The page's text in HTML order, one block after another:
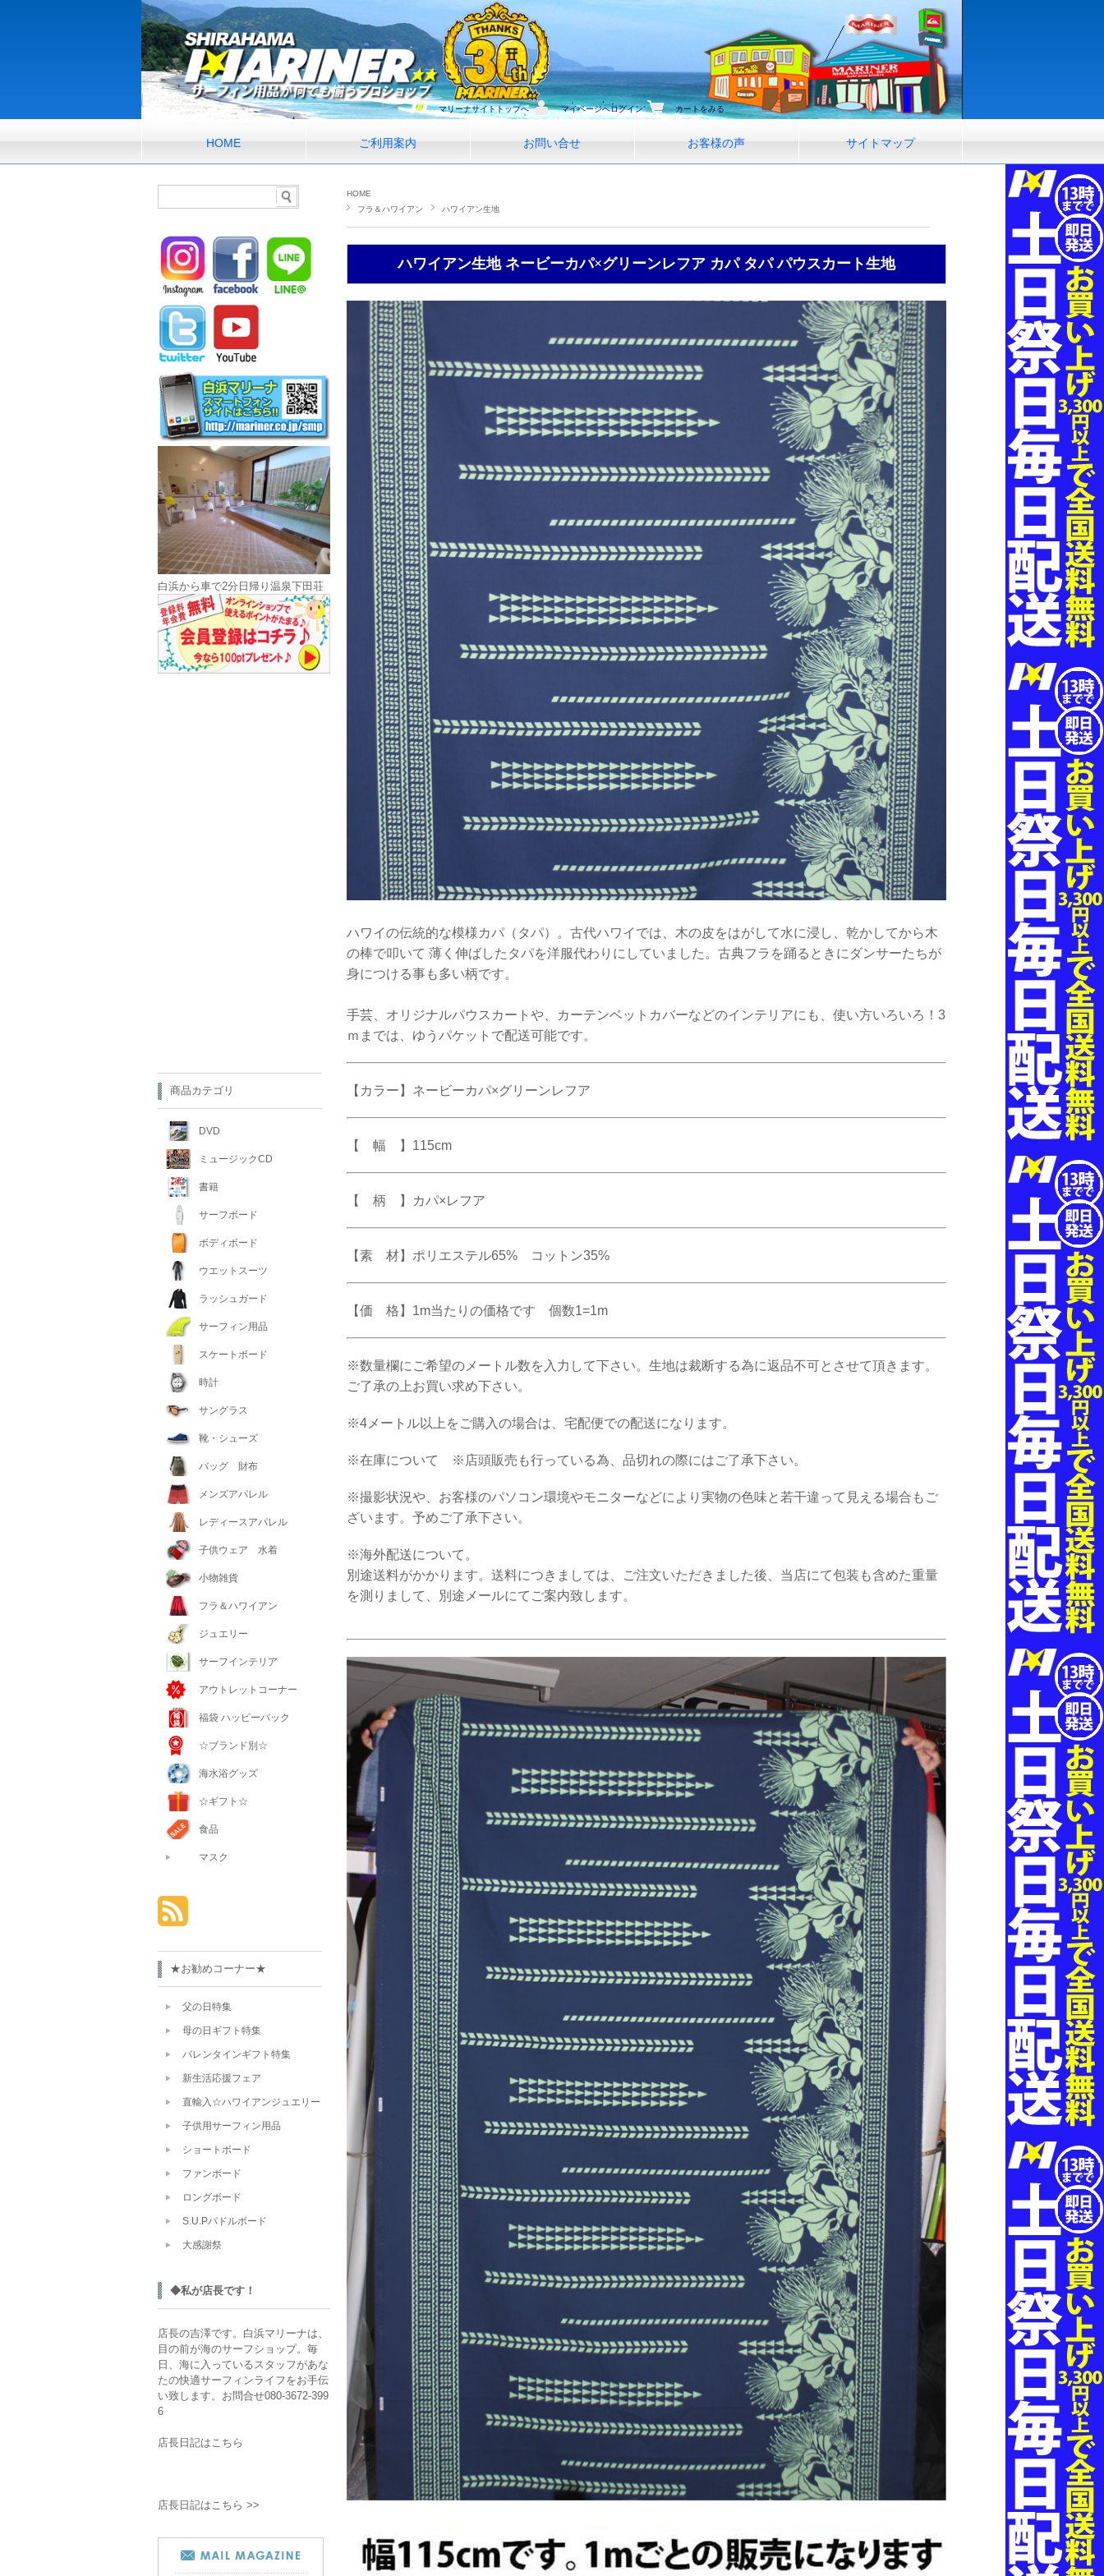
マリーナサイトトップへ マイページへログイン カートをみる
HOME ご利用案内 お問い合せ お客様の声 サイトマップ
HOME
フラ＆ハワイアン
ハワイアン生地
ハワイアン生地 ネービーカパ×グリーンレフア カパ タパ パウスカート生地
ハワイの伝統的な模様カパ（タパ）。古代ハワイでは、木の皮をはがして水に浸し、乾かしてから木
の棒で叩いて 薄く伸ばしたタパを洋服代わりにしていました。古典フラを踊るときにダンサーたちが
身につける事も多い柄です。
手芸、オリジナルパウスカートや、カーテンベットカバーなどのインテリアにも、使い方いろいろ！3
ｍまでは、ゆうパケットで配送可能です。
【カラー】ネービーカパ×グリーンレフア
【 幅 】115cm
【 柄 】カパ×レフア
【素 材】ポリエステル65% コットン35%
【価 格】1m当たりの価格です 個数1=1m
※数量欄にご希望のメートル数を入力して下さい。生地は裁断する為に返品不可とさせて頂きます。
ご了承の上お買い求め下さい。
※4メートル以上をご購入の場合は、宅配便での配送になります。
※在庫について ※店頭販売も行っている為、品切れの際にはご了承下さい。
※撮影状況や、お客様のパソコン環境やモニターなどにより実物の色味と若干違って見える場合もご
ざいます。予めご了承下さい。
※海外配送について。
別途送料がかかります。送料につきましては、ご注文いただきました後、当店にて包装も含めた重量
を測りまして、別途メールにてご案内致します。
白浜から車で2分日帰り温泉下田荘
商品カテゴリ
DVD
ミュージックCD
書籍
サーフボード
ボディボード
ウエットスーツ
ラッシュガード
サーフィン用品
スケートボード
時計
サングラス
靴・シューズ
バッグ 財布
メンズアパレル
レディースアパレル
子供ウェア 水着
小物雑貨
フラ＆ハワイアン
ジュエリー
サーフインテリア
アウトレットコーナー
福袋 ハッピーバック
☆ブランド別☆
海水浴グッズ
☆ギフト☆
食品
マスク
★お勧めコーナー★
父の日特集
母の日ギフト特集
バレンタインギフト特集
新生活応援フェア
直輸入☆ハワイアンジュエリー
子供用サーフィン用品
ショートボード
ファンボード
ロングボード
S.U.Pパドルボード
大感謝祭
◆私が店長です！
店長の吉澤です。白浜マリーナは、
目の前が海のサーフショップ。毎
日、海に入っているスタッフがあな
たの快適サーフィンライフをお手伝
い致します。お問合せ080-3672-399
6
店長日記はこちら
店長日記はこちら >>